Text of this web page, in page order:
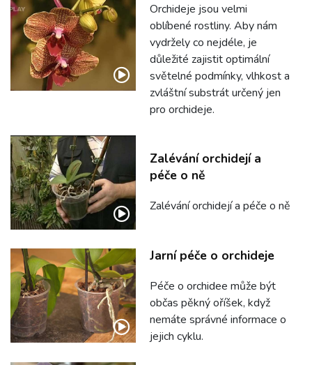
Orchideje jsou velmi
oblíbené rostliny. Aby nám
vydržely co nejdéle, je
důležité zajistit optimální
světelné podmínky, vlhkost a
zvláštní substrát určený jen
pro orchideje.
Zalévání orchidejí a
péče o ně
Zalévání orchidejí a péče o ně
Jarní péče o orchideje
Péče o orchidee může být
občas pěkný oříšek, když
nemáte správné informace o
jejich cyklu.